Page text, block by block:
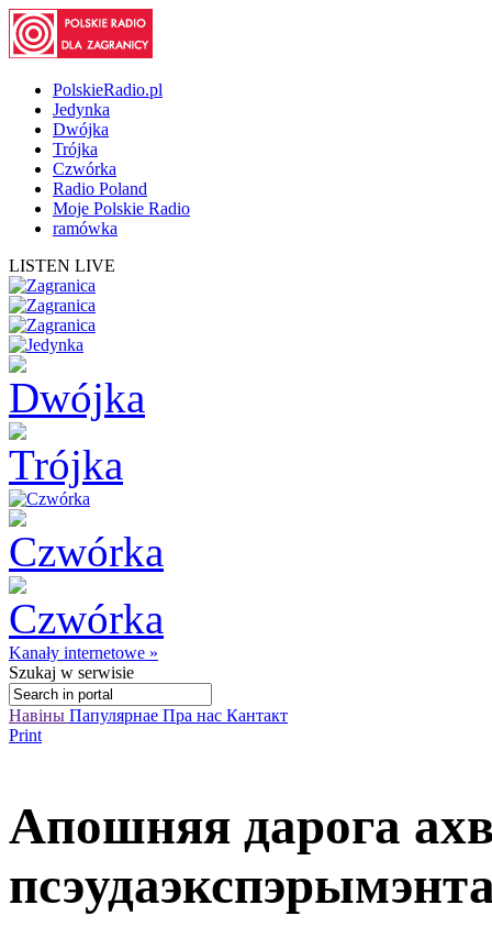
PolskieRadio.pl
Jedynka
Dwójka
Trójka
Czwórka
Radio Poland
Moje Polskie Radio
ramówka
LISTEN LIVE
Kanały internetowe »
Szukaj w serwisie
Навіны Папулярнае Пра нас Кантакт
Print
Апошняя дарога